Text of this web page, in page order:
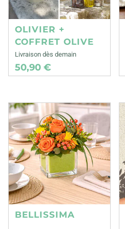
OLIVIER +
COFFRET OLIVE
Livraison dès demain
50,90 €
BELLISSIMA